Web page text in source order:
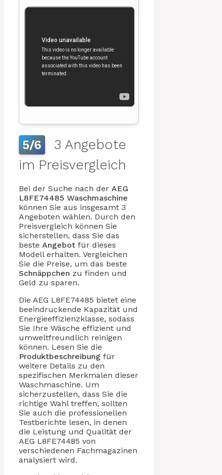
5/6
3 Angebote
im Preisvergleich
Bei der Suche nach der AEG
L8FE74485 Waschmaschine
können Sie aus insgesamt 3
Angeboten wählen. Durch den
Preisvergleich können Sie
sicherstellen, dass Sie das
beste Angebot für dieses
Modell erhalten. Vergleichen
Sie die Preise, um das beste
Schnäppchen zu finden und
Geld zu sparen.
Die AEG L8FE74485 bietet eine
beeindruckende Kapazität und
Energieeffizienzklasse, sodass
Sie Ihre Wäsche effizient und
umweltfreundlich reinigen
können. Lesen Sie die
Produktbeschreibung für
weitere Details zu den
spezifischen Merkmalen dieser
Waschmaschine. Um
sicherzustellen, dass Sie die
richtige Wahl treffen, sollten
Sie auch die professionellen
Testberichte lesen, in denen
die Leistung und Qualität der
AEG L8FE74485 von
verschiedenen Fachmagazinen
analysiert wird.